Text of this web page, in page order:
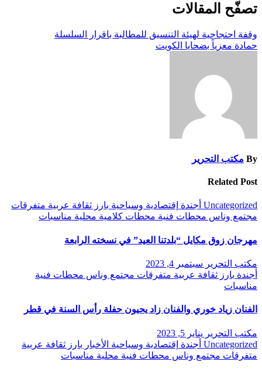
تصفّح المقالات
وقفة احتجاجية لهيئة التنسيق للمطالبة باقرار السلسلة
حمادة معزياً بضحايا الكويت
By مكتب التحرير
Related Post
Uncategorized أجندة إقتصادية وسياحية بارز ثقافة عربية متفرقات
مجتمع وناس محطات فنية محطات كلامية محلية مناسبات
مهرجان زوق مكايل “بلدتنا العيد” في نسخته الرابعة
مكتب التحرير سبتمبر 4, 2023
أجندة بارز ثقافة عربية متفرقات مجتمع وناس محطات فنية
مناسبات
الفنان زياد خوري والفنان زاد يحيون حفلة رأس السنة في قطر
مكتب التحرير يناير 5, 2023
Uncategorized أجندة إقتصادية وسياحية الأخبار بارز ثقافة عربية
متفرقات مجتمع وناس محطات فنية محلية مناسبات